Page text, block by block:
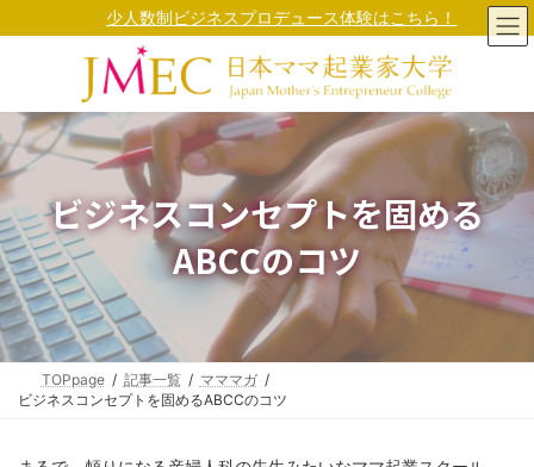
ン
ス
キ
ッ
プ
ビ
ン
に
移
動
少人数制ビジネスプロデュース体験はこちら！
ビジネスコンセプトを固める
ABCCのコツ
TOPpage 記事一覧
マママガ
ビジネスコンセプトを固めるABCCのコツ